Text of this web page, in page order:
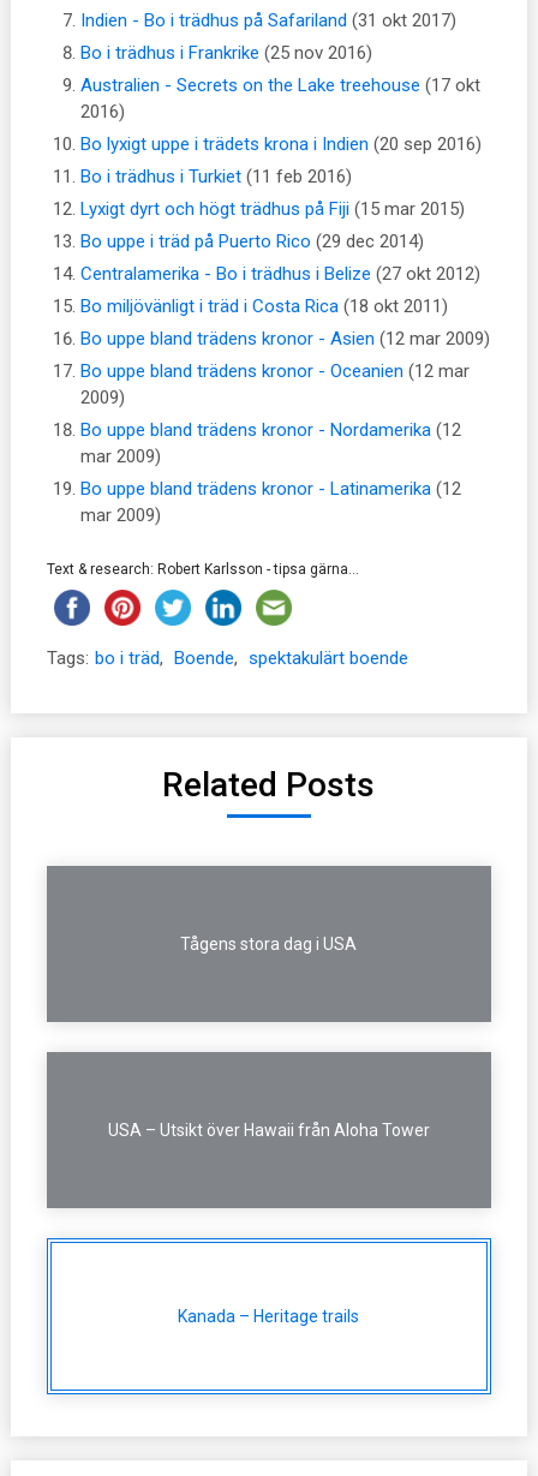
Indien - Bo i trädhus på Safariland (31 okt 2017)
Bo i trädhus i Frankrike (25 nov 2016)
Australien - Secrets on the Lake treehouse (17 okt
2016)
Bo lyxigt uppe i trädets krona i Indien (20 sep 2016)
Bo i trädhus i Turkiet (11 feb 2016)
Lyxigt dyrt och högt trädhus på Fiji (15 mar 2015)
Bo uppe i träd på Puerto Rico (29 dec 2014)
Centralamerika - Bo i trädhus i Belize (27 okt 2012)
Bo miljövänligt i träd i Costa Rica (18 okt 2011)
Bo uppe bland trädens kronor - Asien (12 mar 2009)
Bo uppe bland trädens kronor - Oceanien (12 mar
2009)
Bo uppe bland trädens kronor - Nordamerika (12
mar 2009)
Bo uppe bland trädens kronor - Latinamerika (12
mar 2009)
Text & research: Robert Karlsson - tipsa gärna...
Tags: bo i träd, Boende, spektakulärt boende
Related Posts
Tågens stora dag i USA
USA – Utsikt över Hawaii från Aloha Tower
Kanada – Heritage trails